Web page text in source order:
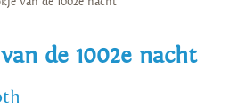
de 1002e nacht